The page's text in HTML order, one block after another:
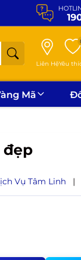
Liên HệYêu
Mã
Vụ Tâm Linh |